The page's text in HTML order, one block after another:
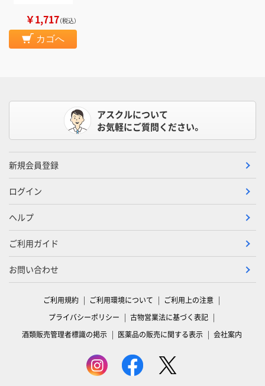
￥1,717（税込）
カゴへ
アスクルについて
お気軽にご質問ください。
新規会員登録
ログイン
ヘルプ
ご利用ガイド
お問い合わせ
ご利用規約 ご利用環境について
ご利用上の注意
プライバシーポリシー
古物営業法に基づく表記
酒類販売管理者標識の掲示
医薬品の販売に関する表示 会社案内